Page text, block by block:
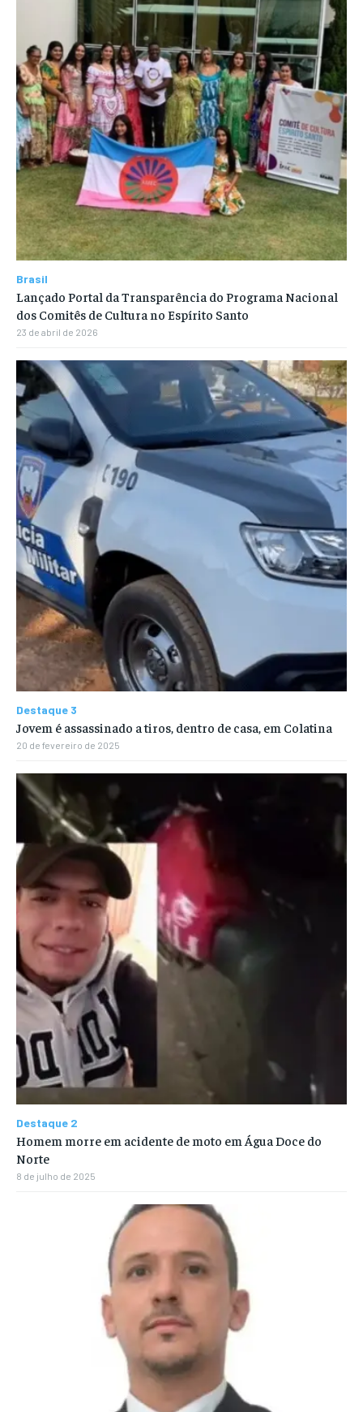
Brasil
Lançado Portal da Transparência do Programa Nacional
dos Comitês de Cultura no Espírito Santo
23 de abril de 2026
Destaque 3
Jovem é assassinado a tiros, dentro de casa, em Colatina
20 de fevereiro de 2025
Destaque 2
Homem morre em acidente de moto em Água Doce do
Norte
8 de julho de 2025